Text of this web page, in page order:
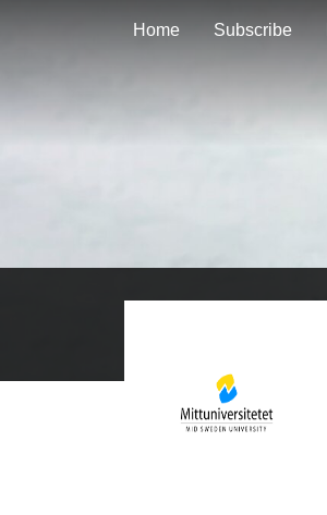
Home Subscribe